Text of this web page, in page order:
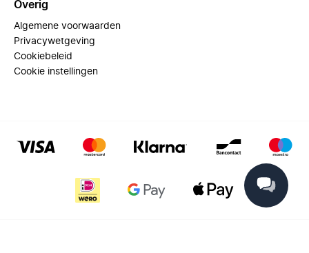
Overig
Algemene voorwaarden
Privacywetgeving
Cookiebeleid
Cookie instellingen